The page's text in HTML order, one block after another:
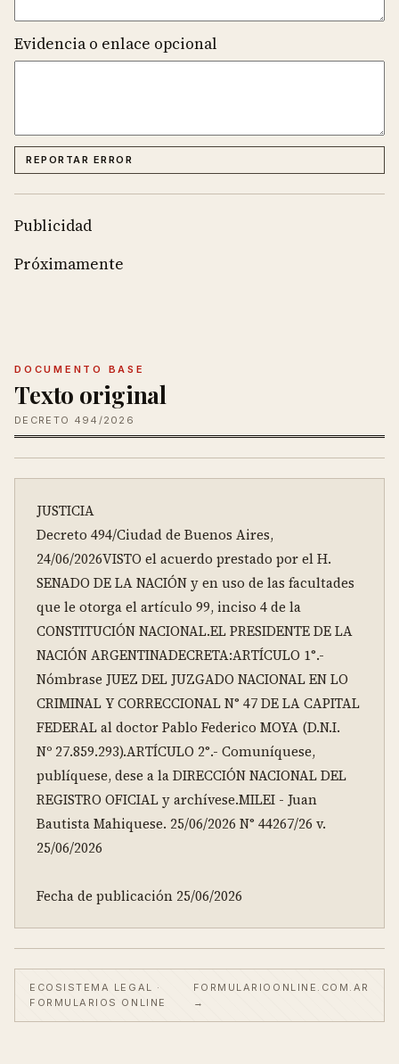
Evidencia o enlace opcional
REPORTAR ERROR
Publicidad
Próximamente
DOCUMENTO BASE
Texto original
DECRETO 494/2026
JUSTICIA
Decreto 494/Ciudad de Buenos Aires,
24/06/2026VISTO el acuerdo prestado por el H.
SENADO DE LA NACIÓN y en uso de las facultades
que le otorga el artículo 99, inciso 4 de la
CONSTITUCIÓN NACIONAL.EL PRESIDENTE DE LA
NACIÓN ARGENTINADECRETA:ARTÍCULO 1°.-
Nómbrase JUEZ DEL JUZGADO NACIONAL EN LO
CRIMINAL Y CORRECCIONAL N° 47 DE LA CAPITAL
FEDERAL al doctor Pablo Federico MOYA (D.N.I.
Nº 27.859.293).ARTÍCULO 2°.- Comuníquese,
publíquese, dese a la DIRECCIÓN NACIONAL DEL
REGISTRO OFICIAL y archívese.MILEI - Juan
Bautista Mahiquese. 25/06/2026 N° 44267/26 v.
25/06/2026
Fecha de publicación 25/06/2026
ECOSISTEMA LEGAL ·
FORMULARIOS ONLINE
FORMULARIOONLINE.COM.AR
→